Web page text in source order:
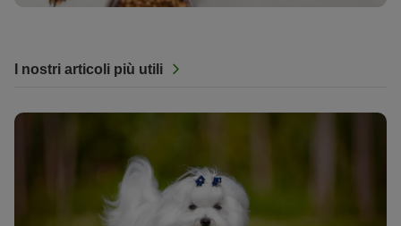
I nostri articoli più utili